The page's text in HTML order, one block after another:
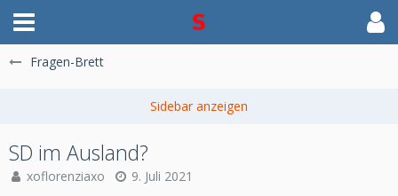
Fragen-Brett
SD im Ausland?
xoflorenziaxo 9. Juli 2021